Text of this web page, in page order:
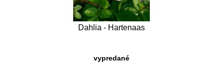
Dahlia - Hartenaas
vypredané